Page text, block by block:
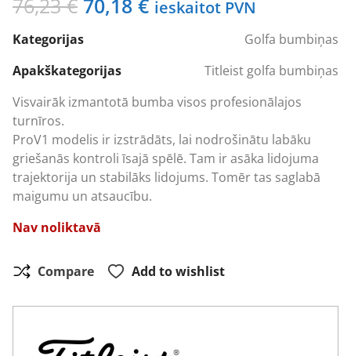
76,23€
was:
76,23 €.
70,18 €
70,18 €.
ieskaitot PVN
Kategorijas
Golfa bumbiņas
Apakškategorijas
Titleist golfa bumbiņas
Visvairāk izmantotā bumba visos profesionālajos
turnīros.
ProV1 modelis ir izstrādāts, lai nodrošinātu labāku
griešanās kontroli īsajā spēlē. Tam ir asāka lidojuma
trajektorija un stabilāks lidojums. Tomēr tas saglabā
maigumu un atsaucību.
Nav noliktavā
Compare Add to wishlist